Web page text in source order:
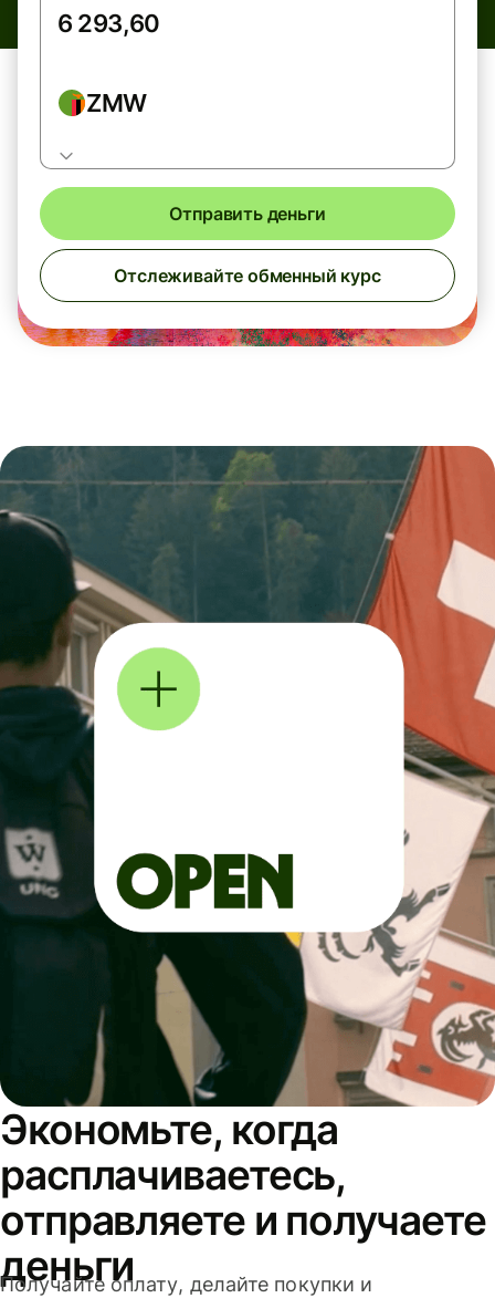
ZMW
Отправить деньги
Отслеживайте обменный курс
Экономьте, когда
расплачиваетесь,
отправляете и получаете
деньги
Получайте оплату, делайте покупки и